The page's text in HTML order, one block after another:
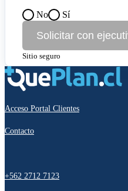
No Sí
Solicitar con
Sitio seguro
Acceso Portal Clientes
Contacto
+562 2712 7123